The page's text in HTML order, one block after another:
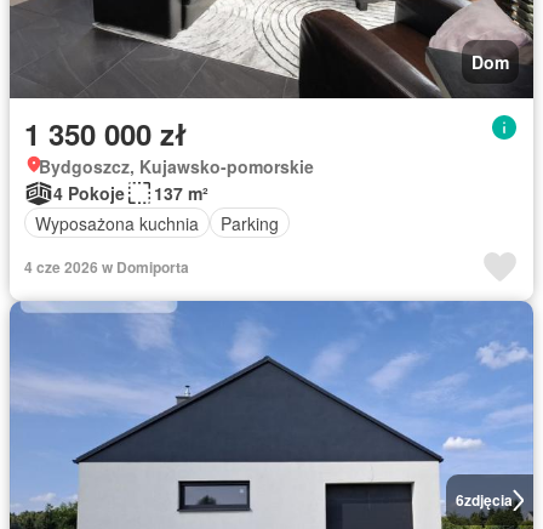
Dom
1 350 000 zł
Bydgoszcz, Kujawsko-pomorskie
4 Pokoje
137 m²
Wyposażona kuchnia
Parking
4 cze 2026 w Domiporta
6zdjęcia